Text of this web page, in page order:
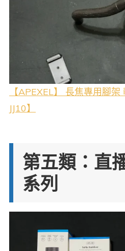
【APEXEL】 長焦專用腳
JJ10】
第五類：直
系列